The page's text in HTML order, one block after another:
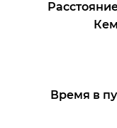
Время в